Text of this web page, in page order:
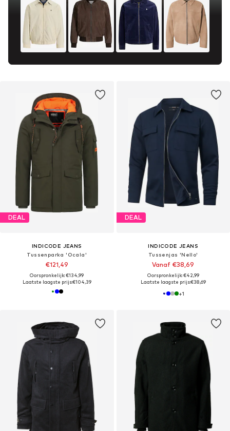
DEAL
INDICODE JEANS
Tussenparka 'Ocala'
€121,49
Oorspronkelijk: €134,99
Laatste laagste prijs:€104,39
DEAL
INDICODE JEANS
Tussenjas 'Nello'
Vanaf €38,69
Oorspronkelijk: €42,99
Laatste laagste prijs:€38,69
+1